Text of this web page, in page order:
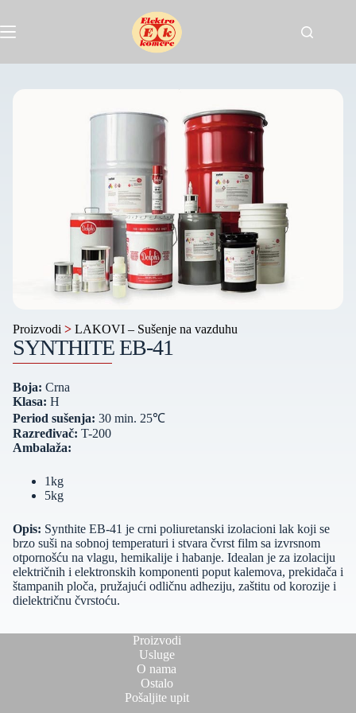
Proizvodi > LAKOVI – Sušenje na vazduhu
SYNTHITE EB-41
Boja: Crna
Klasa: H
Period sušenja: 30 min. 25℃
Razređivač: T-200
Ambalaža:
1kg
5kg
Opis: Synthite EB-41 je crni poliuretanski izolacioni lak koji se
brzo suši na sobnoj temperaturi i stvara čvrst film sa izvrsnom
otpornošću na vlagu, hemikalije i habanje. Idealan je za izolaciju
električnih i elektronskih komponenti poput kalemova, prekidača i
štampanih ploča, pružajući odličnu adheziju, zaštitu od korozije i
dielektričnu čvrstoću.
Proizvodi
Usluge
O nama
Ostalo
Pošaljite upit